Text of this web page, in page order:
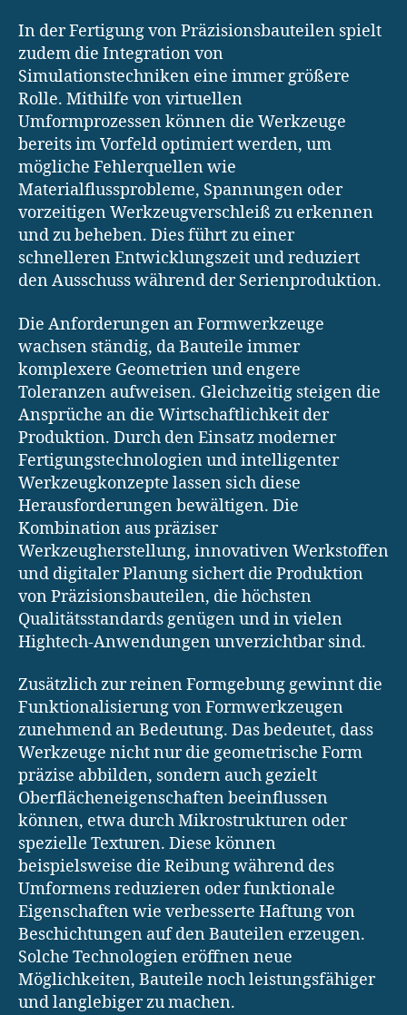
In der Fertigung von Präzisionsbauteilen spielt
zudem die Integration von
Simulationstechniken eine immer größere
Rolle. Mithilfe von virtuellen
Umformprozessen können die Werkzeuge
bereits im Vorfeld optimiert werden, um
mögliche Fehlerquellen wie
Materialflussprobleme, Spannungen oder
vorzeitigen Werkzeugverschleiß zu erkennen
und zu beheben. Dies führt zu einer
schnelleren Entwicklungszeit und reduziert
den Ausschuss während der Serienproduktion.
Die Anforderungen an Formwerkzeuge
wachsen ständig, da Bauteile immer
komplexere Geometrien und engere
Toleranzen aufweisen. Gleichzeitig steigen die
Ansprüche an die Wirtschaftlichkeit der
Produktion. Durch den Einsatz moderner
Fertigungstechnologien und intelligenter
Werkzeugkonzepte lassen sich diese
Herausforderungen bewältigen. Die
Kombination aus präziser
Werkzeugherstellung, innovativen Werkstoffen
und digitaler Planung sichert die Produktion
von Präzisionsbauteilen, die höchsten
Qualitätsstandards genügen und in vielen
Hightech-Anwendungen unverzichtbar sind.
Zusätzlich zur reinen Formgebung gewinnt die
Funktionalisierung von Formwerkzeugen
zunehmend an Bedeutung. Das bedeutet, dass
Werkzeuge nicht nur die geometrische Form
präzise abbilden, sondern auch gezielt
Oberflächeneigenschaften beeinflussen
können, etwa durch Mikrostrukturen oder
spezielle Texturen. Diese können
beispielsweise die Reibung während des
Umformens reduzieren oder funktionale
Eigenschaften wie verbesserte Haftung von
Beschichtungen auf den Bauteilen erzeugen.
Solche Technologien eröffnen neue
Möglichkeiten, Bauteile noch leistungsfähiger
und langlebiger zu machen.